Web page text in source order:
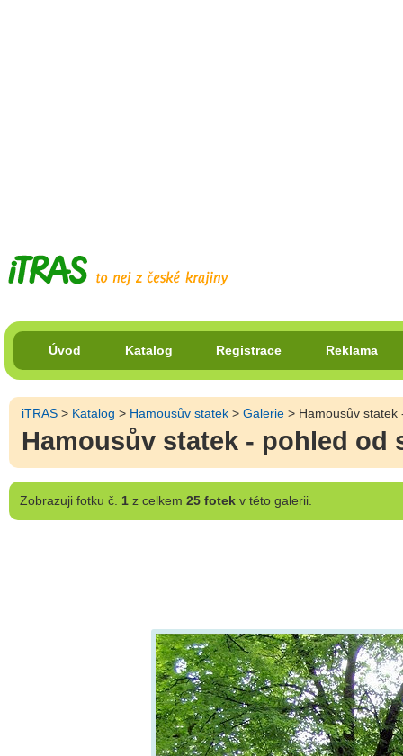
Úvod Katalog Registrace Reklama
iTRAS > Katalog > Hamousův statek >Galerie > Hamousův statek
Hamousův statek - pohled od
Zobrazujifotku č. 1z celkem 25 fotekv této galerii.